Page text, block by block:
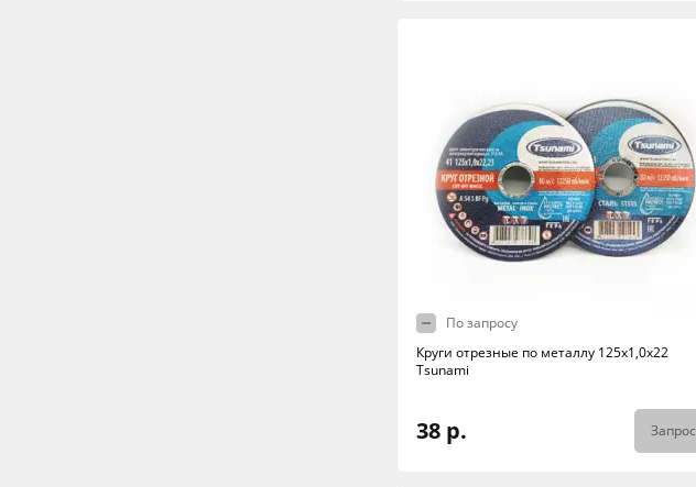
По запросу
Круги отрезные по металлу 125х1,0х22
Tsunami
38 р. Запрос